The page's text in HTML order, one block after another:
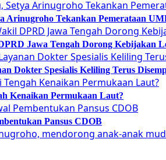
Arinugroho Tekankan Pemerataan
Jawa Tengah Dorong Kebijakan
Dokter Spesialis Keliling Terus
Kenaikan Permukaan Laut?
Pansus CDOB